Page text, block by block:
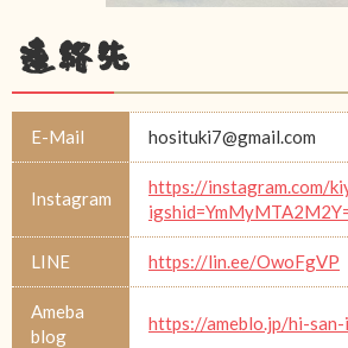
連絡先
E-Mail hosituki7@gmail.com
Instagram
https://instagram.com/
LINE https://lin.ee/OwoFgVP
Ameba
blog
https://ameblo.jp/hi-